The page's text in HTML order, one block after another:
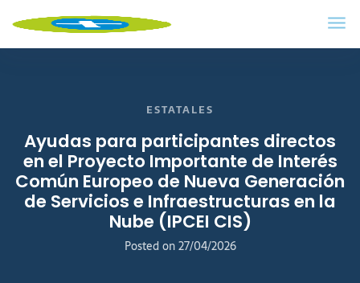
ESTATALES
Ayudas para participantes directos
en el Proyecto Importante de Interés
Común Europeo de Nueva Generación
de Servicios e Infraestructuras en la
Nube (IPCEI CIS)
Posted on27/04/2026